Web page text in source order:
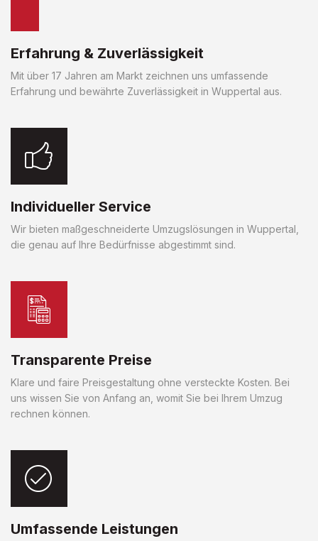
Erfahrung & Zuverlässigkeit
Mit über 17 Jahren am Markt zeichnen uns umfassende
Erfahrung und bewährte Zuverlässigkeit in Wuppertal aus.
Individueller Service
Wir bieten maßgeschneiderte Umzugslösungen in Wuppertal,
die genau auf Ihre Bedürfnisse abgestimmt sind.
Transparente Preise
Klare und faire Preisgestaltung ohne versteckte Kosten. Bei
uns wissen Sie von Anfang an, womit Sie bei Ihrem Umzug
rechnen können.
Umfassende Leistungen